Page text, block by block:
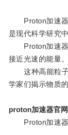
Proton加速器
是现代科学研究
Proton加速器
接近光速的能量。
这种高能粒子
学家们揭示物质
proton加速器官网
Proton加速器